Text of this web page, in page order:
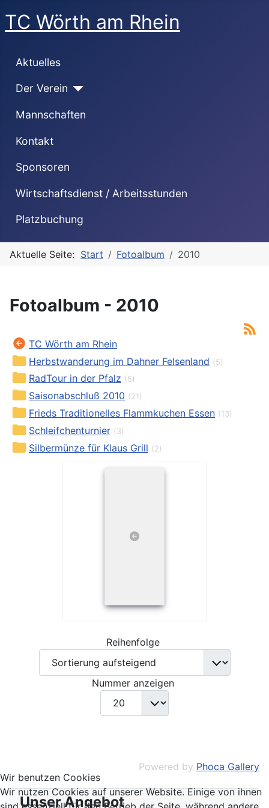
TC Wörth am Rhein
Aktuelles
Der Verein
Mannschaften
Kontakt
Sponsoren
Wirtschaftsdienst / Arbeitsstunden
Platzbuchung
Aktuelle Seite: Start Fotoalbum 2010
Fotoalbum - 2010
TC Wörth am Rhein
Herbstwanderung im Dahner Felsenland (5)
RadTour in der Pfalz (5)
Saisonabschluß 2010 (21)
Frieds Traditionelles Flammkuchen Essen (13)
Schleifchenturnier (3)
Silbermünze für Klaus Grill (2)
Reihenfolge
Nummer anzeigen
Powered by Phoca Gallery
Unser Angebot
Wir benutzen Cookies
Wir nutzen Cookies auf unserer Website. Einige von ihnen